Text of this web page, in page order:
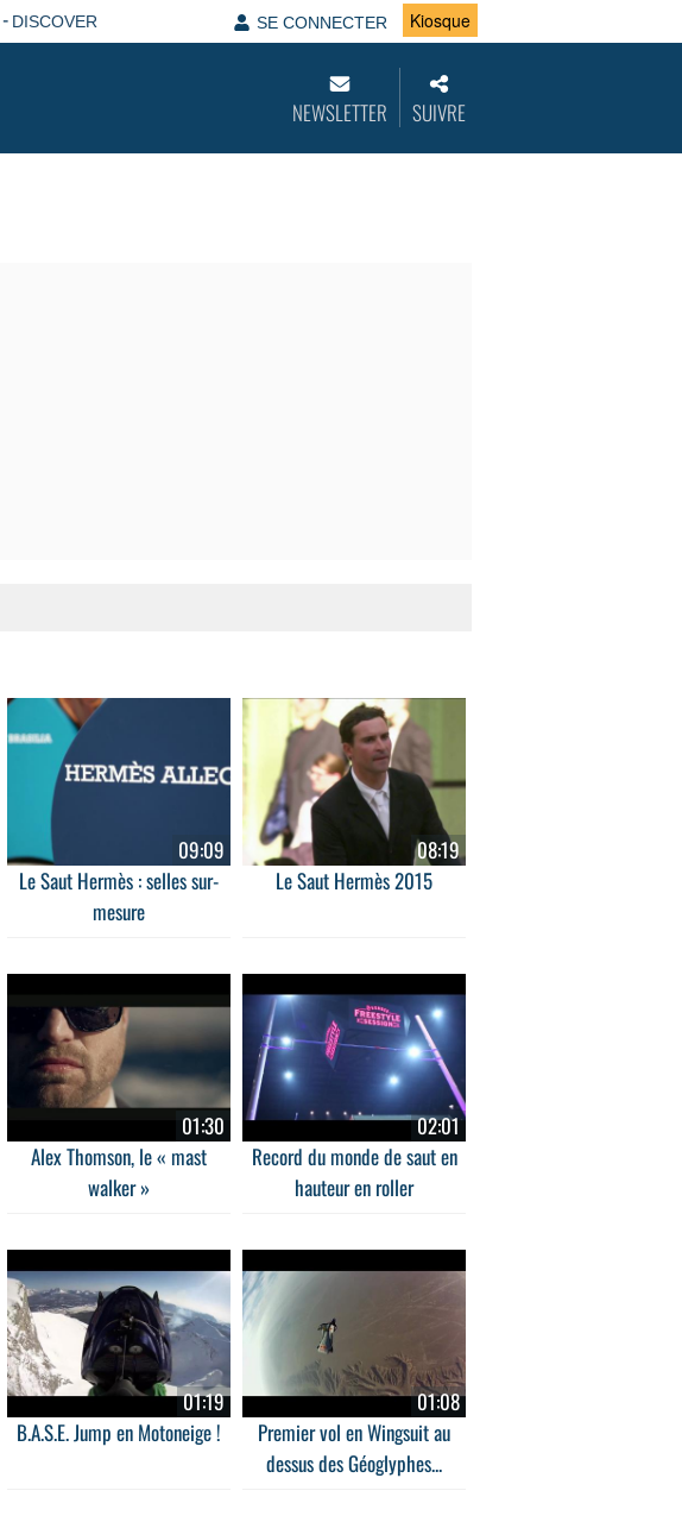
- DISCOVER SE CONNECTER Kiosque
NEWSLETTER SUIVRE
09:09
Le Saut Hermès : selles sur-
mesure
08:19
Le Saut Hermès 2015
01:30
Alex Thomson, le « mast
walker »
02:01
Record du monde de saut en
hauteur en roller
01:19
B.A.S.E. Jump en Motoneige !
01:08
Premier vol en Wingsuit au
dessus des Géoglyphes...